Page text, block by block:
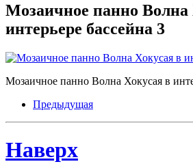
Мозаичное панно Волна
интерьере бассейна 3
Мозаичное панно Волна Хокусая в
Предыдущая
Наверх